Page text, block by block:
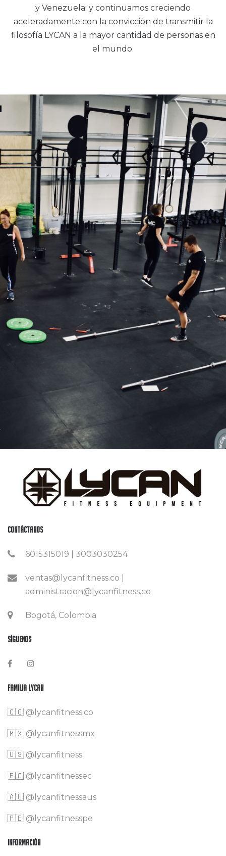
y Venezuela; y continuamos creciendo
aceleradamente con la convicción de transmitir la
filosofía LYCAN a la mayor cantidad de personas en
el mundo.
Contáctanos
6015315019 | 3003030254
ventas@lycanfitness.co |
administracion@lycanfitness.co
Bogotá, Colombia
Síguenos
Familia Lycan
🇨🇴 @lycanfitness.co
🇲🇽 @lycanfitnessmx
🇺🇸 @lycanfitness
🇪🇨 @lycanfitnessec
🇦🇺 @lycanfitnessaus
🇵🇪 @lycanfitnesspe
Información